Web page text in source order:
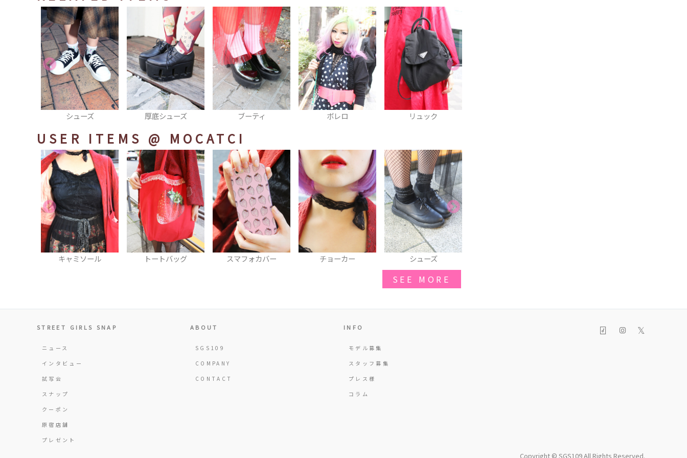
厚底シューズ ブーティ ボレロ リュック ベルト
USER ITEMS @ MOCATCI
トートバッグ スマフォカバー チョーカー シューズ ベルト
SEE MORE
STREET GIRLS SNAP
ニュース
インタビュー
試写会
スナップ
クーポン
原宿店舗
プレゼント
ABOUT
SGS109
COMPANY
CONTACT
INFO
モデル募集
スタッフ募集
プレス様
コラム
𝕏
Copyright © SGS109 All Rights Reserved.